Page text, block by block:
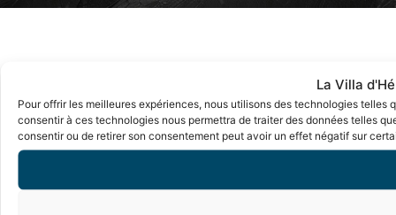
La Villa
Pour offrir les meilleures expériences, nous utilisons des technologies
consentir à ces technologies nous permettra de traiter des données telles
consentir ou de retirer son consentement peut avoir un effet négatif sur